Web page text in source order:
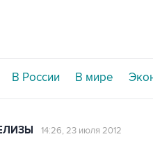
В России В мире
14:26, 23 июля 2012